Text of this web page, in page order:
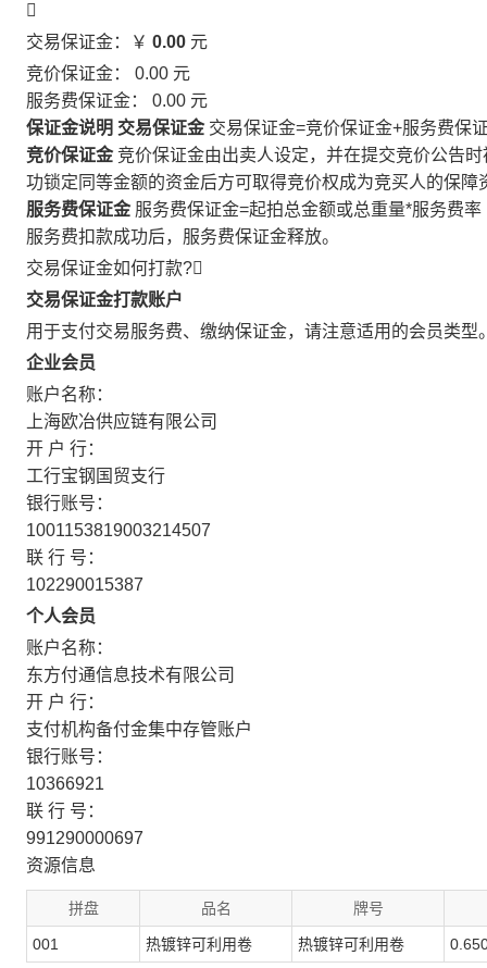

交易保证金：￥ 0.00 元
竞价保证金： 0.00 元
服务费保证金： 0.00 元
保证金说明 交易保证金 交易保证金=竞价保证金+服务费保
竞价保证金 竞价保证金由出卖人设定，并在提交竞价公告
功锁定同等金额的资金后方可取得竞价权成为竞买人的保障
服务费保证金 服务费保证金=起拍总金额或总重量*服务费率
服务费扣款成功后，服务费保证金释放。
交易保证金如何打款?
交易保证金打款账户
用于支付交易服务费、缴纳保证金，请注意适用的会员类型
企业会员
账户名称：
上海欧冶供应链有限公司
开 户 行：
工行宝钢国贸支行
银行账号：
1001153819003214507
联 行 号：
102290015387
个人会员
账户名称：
东方付通信息技术有限公司
开 户 行：
支付机构备付金集中存管账户
银行账号：
10366921
联 行 号：
991290000697
资源信息
拼盘 品名 牌号
001 热镀锌可利用卷 热镀锌可利用卷